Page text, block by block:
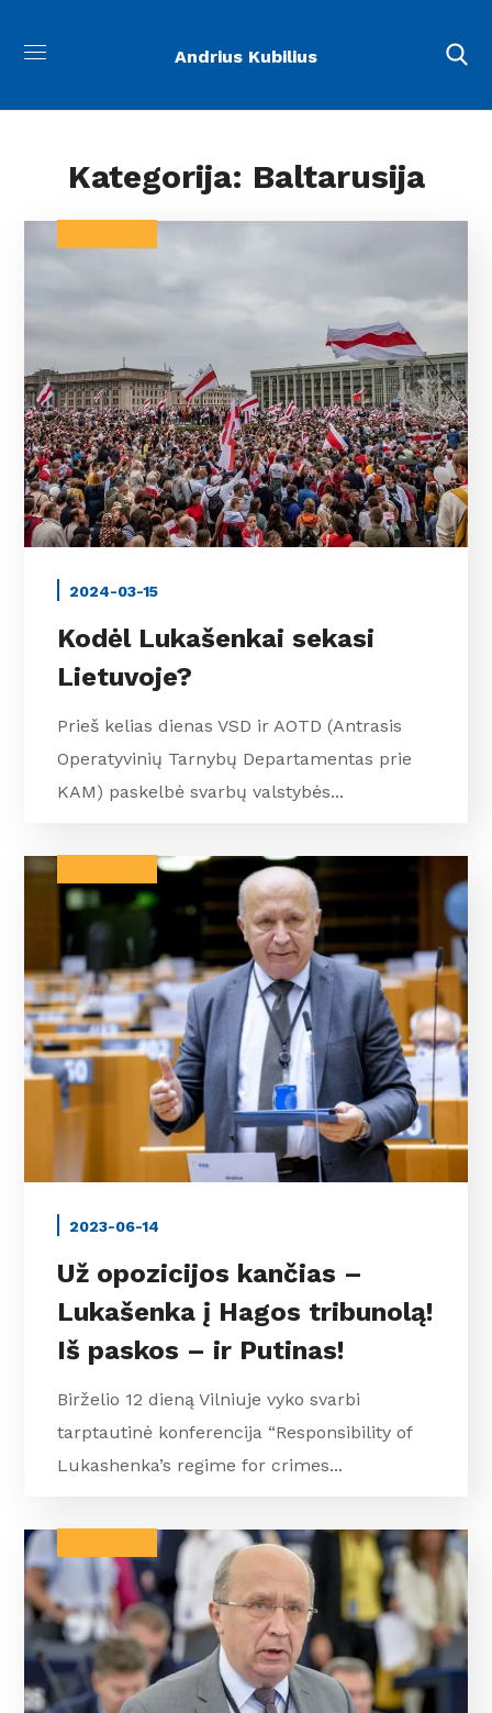
Andrius Kubilius
Kategorija: Baltarusija
2024-03-15
Kodėl Lukašenkai sekasi
Lietuvoje?
Prieš kelias dienas VSD ir AOTD (Antrasis
Operatyvinių Tarnybų Departamentas prie
KAM) paskelbė svarbų valstybės...
2023-06-14
Už opozicijos kančias –
Lukašenka į Hagos tribunolą!
Iš paskos – ir Putinas!
Birželio 12 dieną Vilniuje vyko svarbi
tarptautinė konferencija “Responsibility of
Lukashenka’s regime for crimes...